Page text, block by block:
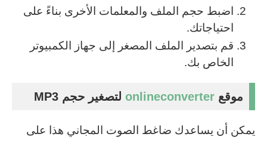
اضبط حجم الملف والمعلمات الأخرى بناءً على
احتياجاتك.
قم بتصدير الملف المصغر إلى جهاز الكمبيوتر
الخاص بك.
موقع onlineconverter لتصغير حجم MP3
يمكن أن يساعدك ضاغط الصوت المجاني هذا على